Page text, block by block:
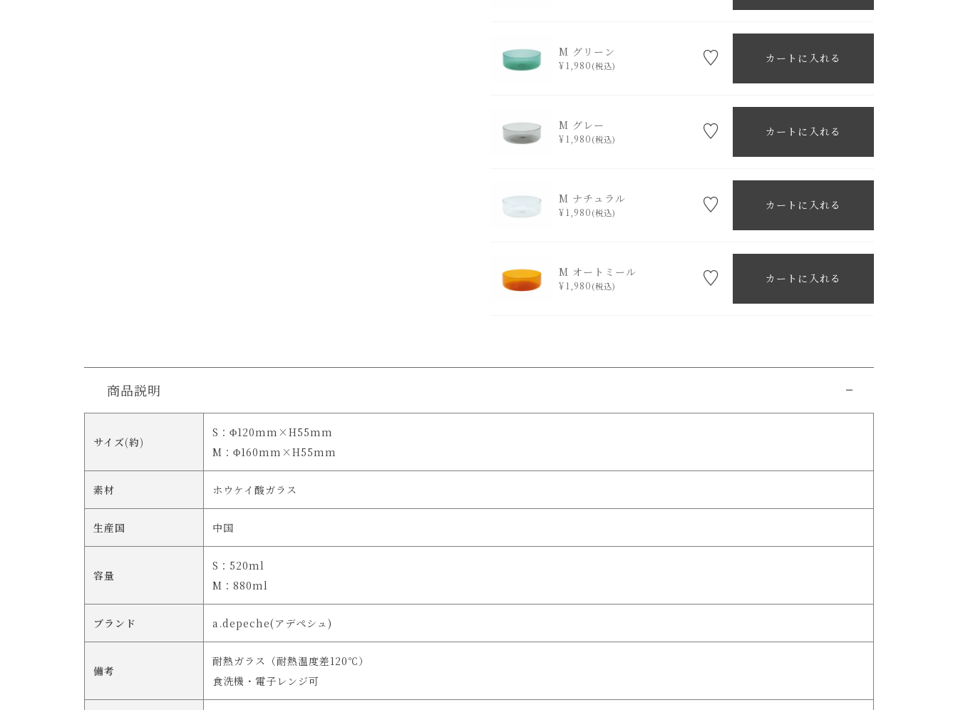
M グリーン
¥1,980 税込
カートに入れる
M グレー
¥1,980 税込
カートに入れる
M ナチュラル
¥1,980 税込
カートに入れる
M オートミール
¥1,980 税込
カートに入れる
商品説明
サイズ(約)
S：Φ120mm×H55mm
M：Φ160mm×H55mm
素材 ホウケイ酸ガラス
生産国 中国
容量
S：520ml
M：880ml
ブランド a.depeche(アデペシュ)
備考
耐熱ガラス（耐熱温度差120℃）
食洗機・電子レンジ可